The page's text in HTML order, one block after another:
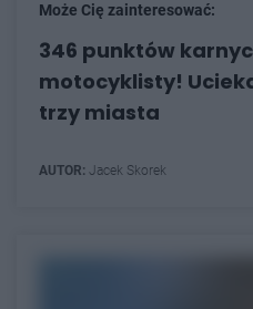
Może Cię zainteresować:
346 punktów
motocyklisty!
trzy miasta
AUTOR: Jacek Skorek